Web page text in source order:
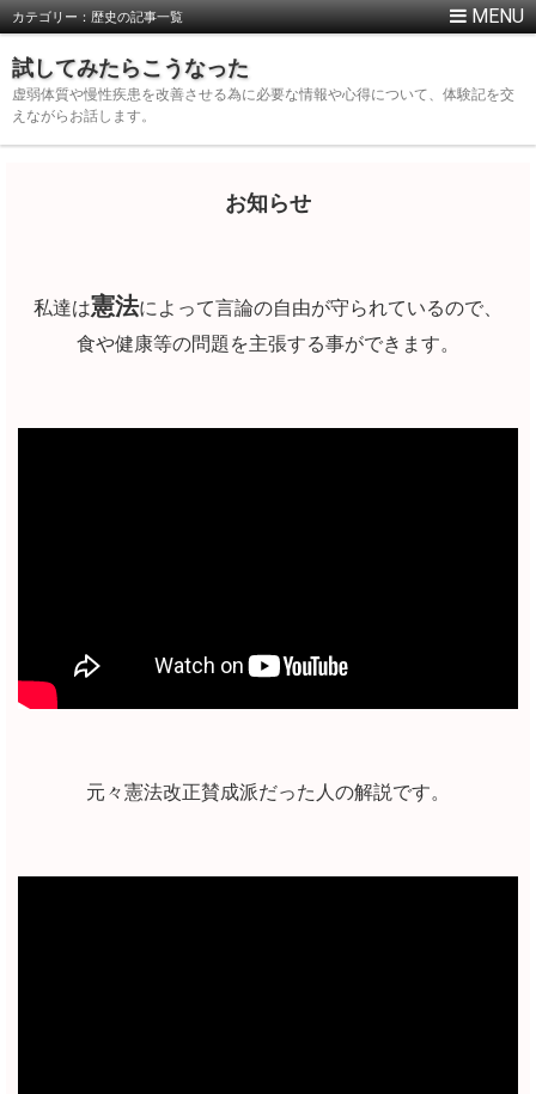
カテゴリー：歴史の記事一覧
試してみたらこうなった
虚弱体質や慢性疾患を改善させる為に必要な情報や心得について、体験記を交
えながらお話します。
お知らせ
私達は憲法によって言論の自由が守られているので、
食や健康等の問題を主張する事ができます。
元々憲法改正賛成派だった人の解説です。